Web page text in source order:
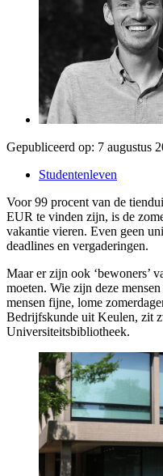
Gepubliceerd op: 7 augustus
Studentenleven
Voor 99 procent van de
EUR te vinden zijn, is de
vakantie vieren. Even geen
deadlines en vergaderingen.
Maar er zijn ook ‘bewoners’
moeten. Wie zijn deze
mensen fijne, lome
Bedrijfskunde uit Keulen, zit
Universiteitsbibliotheek.